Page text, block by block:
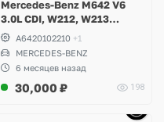
Mercedes-Benz M642 V6
3.0L CDI, W212, W213
E350d, W463 G350d, W253
GLC 350d, W166 GL, GLE,
GLS, W292 GLE350d, W251
R350d, W217, W222 S400d
A6420102210 +1
MERCEDES-BENZ
6 месяцев назад
30,000 ₽ 198